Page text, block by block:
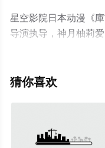
星空影院日本动漫《
导演执导，神月柚莉
裕史,稗田宁宁等演员
集就上星空电影网，
猜你喜欢